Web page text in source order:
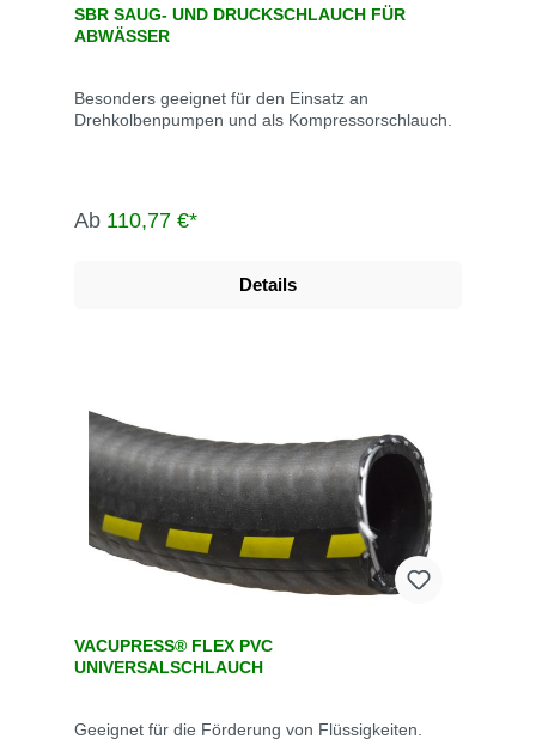
SBR SAUG- UND DRUCKSCHLAUCH FÜR
ABWÄSSER
Besonders geeignet für den Einsatz an
Drehkolbenpumpen und als Kompressorschlauch.
Ab 110,77 €*
Details
VACUPRESS® FLEX PVC
UNIVERSALSCHLAUCH
Geeignet für die Förderung von Flüssigkeiten.